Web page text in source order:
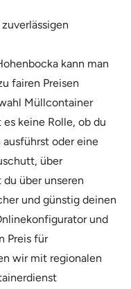
kann man
fairen Preisen
Müllcontainer
keine Rolle, ob du
oder eine
über
über unseren
und günstig deinen
und
Preis für
wir mit regionalen